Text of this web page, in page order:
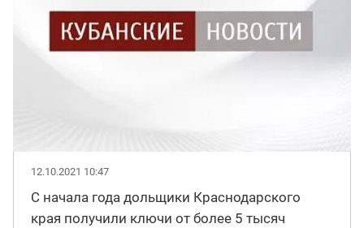
12.10.2021 10:47
С начала года дольщики Краснодарского
края получили ключи от более 5 тысяч